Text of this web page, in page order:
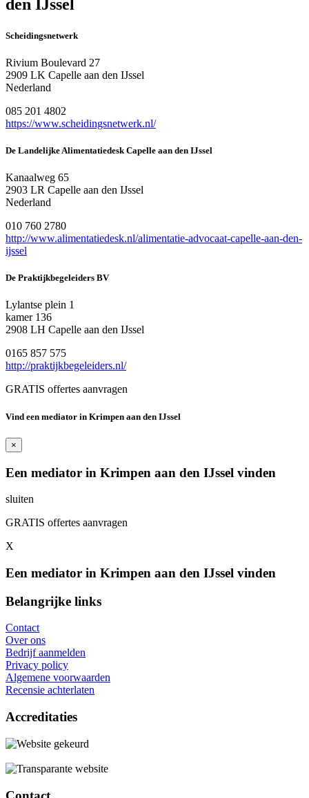
den IJssel
Scheidingsnetwerk
Rivium Boulevard 27
2909 LK Capelle aan den IJssel
Nederland
085 201 4802
https://www.scheidingsnetwerk.nl/
De Landelijke Alimentatiedesk Capelle aan den IJssel
Kanaalweg 65
2903 LR Capelle aan den IJssel
Nederland
010 760 2780
http://www.alimentatiedesk.nl/alimentatie-advocaat-capelle-aan-den-
ijssel
De Praktijkbegeleiders BV
Lylantse plein 1
kamer 136
2908 LH Capelle aan den IJssel
0165 857 575
http://praktijkbegeleiders.nl/
GRATIS offertes aanvragen
Vind een mediator in Krimpen aan den IJssel
×
Een mediator in Krimpen aan den IJssel vinden
sluiten
GRATIS offertes aanvragen
X
Een mediator in Krimpen aan den IJssel vinden
Belangrijke links
Contact
Over ons
Bedrijf aanmelden
Privacy policy
Algemene voorwaarden
Recensie achterlaten
Accreditaties